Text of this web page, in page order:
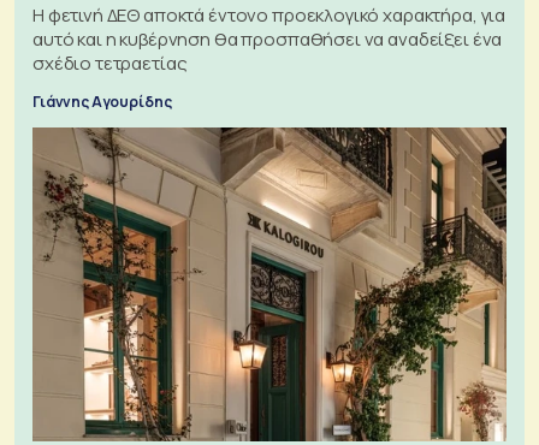
Η φετινή ΔΕΘ αποκτά έντονο προεκλογικό χαρακτήρα, για
αυτό και η κυβέρνηση θα προσπαθήσει να αναδείξει ένα
σχέδιο τετραετίας
Γιάννης Αγουρίδης